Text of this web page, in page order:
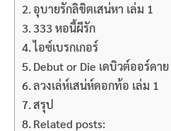
อุบายรักลิขิตเสน่หา เล่ม 1
333 หอนี้ผีรัก
ไอซ์เบรกเกอร์
Debut or Die เดบิวต์ออร์ดาย
ลวงเล่ห์เสน่ห์ดอกท้อ เล่ม 1
สรุป
Related posts: